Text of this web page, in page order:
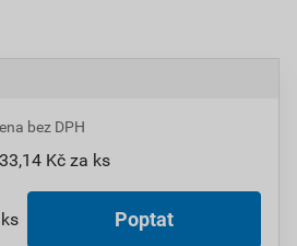
bez DPH
Kč za ks
ks Poptat